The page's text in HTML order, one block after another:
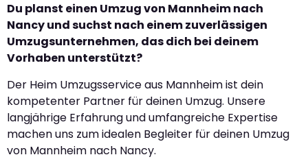
Du planst einen Umzug von Mannheim nach
Nancy und suchst nach einem zuverlässigen
Umzugsunternehmen, das dich bei deinem
Vorhaben unterstützt?
Der Heim Umzugsservice aus Mannheim ist dein
kompetenter Partner für deinen Umzug. Unsere
langjährige Erfahrung und umfangreiche Expertise
machen uns zum idealen Begleiter für deinen Umzug
von Mannheim nach Nancy.